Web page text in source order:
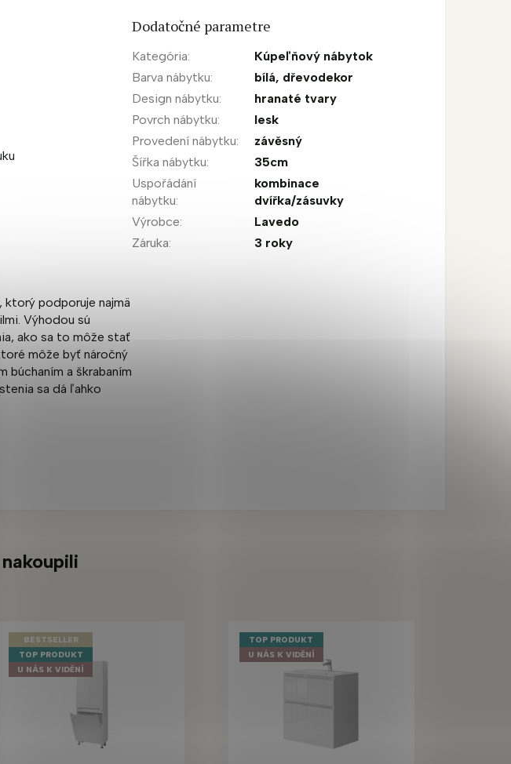
podporuje najmä
Výhodou sú
ako sa to môže stať
môže byť náročný
búchaním a škrabaním
sa dá ľahko
Dodatočné parametre
Kategória:
Kúpeľňový nábytok
Barva nábytku: bílá, dřevodekor
Design nábytku:
hranaté tvary
Povrch nábytku:
lesk
Provedení nábytku:
závěsný
Šířka nábytku:
35cm
Uspořádání
nábytku:
kombinace
dvířka/zásuvky
Výrobce:
Lavedo
Záruka: 3 roky
BESTSELLER
TOP PRODUKT
U NÁS K VIDĚNÍ
TOP PRODUKT
U NÁS K VIDĚNÍ